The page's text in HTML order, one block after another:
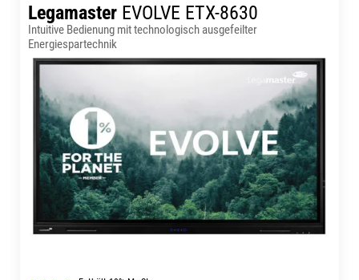
Legamaster EVOLVE ETX-8630
Intuitive Bedienung mit technologisch ausgefeilter
Energiespartechnik